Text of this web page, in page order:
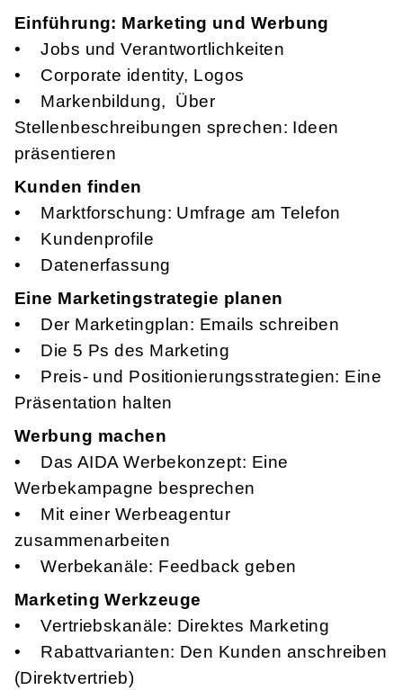
Einführung: Marketing und Werbung
• Jobs und Verantwortlichkeiten
• Corporate identity, Logos
• Markenbildung, Über
Stellenbeschreibungen sprechen: Ideen
präsentieren
Kunden finden
• Marktforschung: Umfrage am Telefon
• Kundenprofile
• Datenerfassung
Eine Marketingstrategie planen
• Der Marketingplan: Emails schreiben
• Die 5 Ps des Marketing
• Preis- und Positionierungsstrategien: Eine
Präsentation halten
Werbung machen
• Das AIDA Werbekonzept: Eine
Werbekampagne besprechen
• Mit einer Werbeagentur
zusammenarbeiten
• Werbekanäle: Feedback geben
Marketing Werkzeuge
• Vertriebskanäle: Direktes Marketing
• Rabattvarianten: Den Kunden anschreiben
(Direktvertrieb)